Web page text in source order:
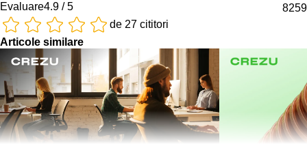
Evaluare4.9 / 5
de 27 cititori
8259
Articole similare